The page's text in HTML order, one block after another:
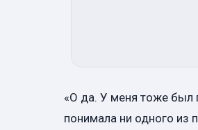
«О да. У меня тоже был
понимала ни одного из